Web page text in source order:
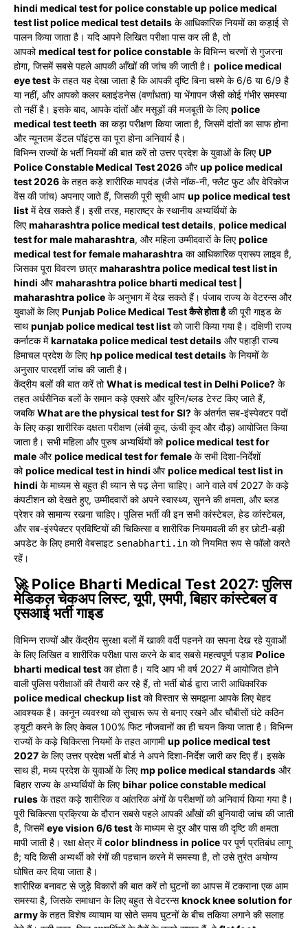
hindi medical test for police constable up police medical
test list police medical test details के आधिकारिक नियमों का कड़ाई से
पालन किया जाता है। यदि आपने लिखित परीक्षा पास कर ली है, तो
आपकोmedical test for police constable के विभिन्न चरणों से गुजरना
होगा, जिसमें सबसे पहले आपकी आँखों की जांच की जाती है। police medical
eye test के तहत यह देखा जाता है कि आपकी दृष्टि बिना चश्मे के 6/6 या 6/9 है
या नहीं, और आपको कलर ब्लाइंडनेस (वर्णांधता) या भेंगापन जैसी कोई गंभीर समस्या
तो नहीं है। इसके बाद, आपके दांतों और मसूड़ों की मजबूती के लिएpolice
medical test teeth का कड़ा परीक्षण किया जाता है, जिसमें दांतों का साफ होना
और न्यूनतम डेंटल पॉइंट्स का पूरा होना अनिवार्य है।
विभिन्न राज्यों के भर्ती नियमों की बात करें तो उत्तर प्रदेश के युवाओं के लिएUP
Police Constable Medical Test 2026 औरup police medical
test 2026 के तहत कड़े शारीरिक मापदंड (जैसे नॉक-नी, फ्लैट फुट और वेरिकोज
वेंस की जांच) अपनाए जाते हैं, जिसकी पूरी सूची आप up police medical test
list में देख सकते हैं। इसी तरह, महाराष्ट्र के स्थानीय अभ्यर्थियों के
लिएmaharashtra police medical test details, police medical
test for male maharashtra, और महिला उम्मीदवारों के लिएpolice
medical test for female maharashtra का आधिकारिक प्रारूप लाइव है,
जिसका पूरा विवरण छात्रmaharashtra police medical test list in
hindi औरmaharashtra police bharti medical test |
maharashtra police के अनुभाग में देख सकते हैं। पंजाब राज्य के वेटरन्स और
युवाओं के लिएPunjab Police Medical Test कैसे होता हैकी पूरी गाइड के
साथpunjab police medical test list को जारी किया गया है। दक्षिणी राज्य
कर्नाटक मेंkarnataka police medical test details और पहाड़ी राज्य
हिमाचल प्रदेश के लिएhp police medical test details के नियमों के
अनुसार पारदर्शी जांच की जाती है।
केंद्रीय बलों की बात करें तोWhat is medical test in Delhi Police? के
तहत अर्धसैनिक बलों के समान कड़े एक्सरे और यूरिन/ब्लड टेस्ट किए जाते हैं,
जबकिWhat are the physical test for SI? के अंतर्गत सब-इंस्पेक्टर पदों
के लिए कड़ा शारीरिक दक्षता परीक्षण (लंबी कूद, ऊंची कूद और दौड़) आयोजित किया
जाता है। सभी महिला और पुरुष अभ्यर्थियों कोpolice medical test for
male औरpolice medical test for female के सभी दिशा-निर्देशों
कोpolice medical test in hindi औरpolice medical test list in
hindi के माध्यम से बहुत ही ध्यान से पढ़ लेना चाहिए। आने वाले वर्ष 2027 के कड़े
कंपटीशन को देखते हुए, उम्मीदवारों को अपने स्वास्थ्य, सुनने की क्षमता, और ब्लड
प्रेशर को सामान्य रखना चाहिए। पुलिस भर्ती की इन सभी कांस्टेबल, हेड कांस्टेबल,
और सब-इंस्पेक्टर प्रविष्टियों की चिकित्सा व शारीरिक नियमावली की हर छोटी-बड़ी
अपडेट के लिए हमारी वेबसाइट senabharti.in को नियमित रूप से फॉलो करते
रहें।
🚀 Police Bharti Medical Test 2027: पुलिस
मेडिकल चेकअप लिस्ट, यूपी, एमपी, बिहार कांस्टेबल व
एसआई भर्ती गाइड
विभिन्न राज्यों और केंद्रीय सुरक्षा बलों में खाकी वर्दी पहनने का सपना देख रहे युवाओं
के लिए लिखित व शारीरिक परीक्षा पास करने के बाद सबसे महत्वपूर्ण पड़ाव Police
bharti medical test का होता है। यदि आप भी वर्ष 2027 में आयोजित होने
वाली पुलिस परीक्षाओं की तैयारी कर रहे हैं, तो भर्ती बोर्ड द्वारा जारी आधिकारिक
police medical checkup list को विस्तार से समझना आपके लिए बेहद
आवश्यक है। कानून व्यवस्था को सुचारू रूप से बनाए रखने और चौबीसों घंटे कठिन
ड्यूटी करने के लिए केवल 100% फिट नौजवानों का ही चयन किया जाता है। विभिन्न
राज्यों के कड़े चिकित्सा नियमों के तहत आगामीup police medical test
2027 के लिए उत्तर प्रदेश भर्ती बोर्ड ने अपने दिशा-निर्देश जारी कर दिए हैं। इसके
साथ ही, मध्य प्रदेश के युवाओं के लिएmp police medical standards और
बिहार राज्य के अभ्यर्थियों के लिएbihar police constable medical
rules के तहत कड़े शारीरिक व आंतरिक अंगों के परीक्षणों को अनिवार्य किया गया है।
पूरी चिकित्सा प्रक्रिया के दौरान सबसे पहले आपकी आँखों की बुनियादी जांच की जाती
है, जिसमेंeye vision 6/6 test के माध्यम से दूर और पास की दृष्टि की क्षमता
मापी जाती है। रक्षा क्षेत्र मेंcolor blindness in police पर पूर्ण प्रतिबंध लागू
है; यदि किसी अभ्यर्थी को रंगों की पहचान करने में समस्या है, तो उसे तुरंत अयोग्य
घोषित कर दिया जाता है।
शारीरिक बनावट से जुड़े विकारों की बात करें तो घुटनों का आपस में टकराना एक आम
समस्या है, जिसके समाधान के लिए बहुत से वेटरन्सknock knee solution for
armyके तहत विशेष व्यायाम या सोते समय घुटनों के बीच तकिया लगाने की सलाह